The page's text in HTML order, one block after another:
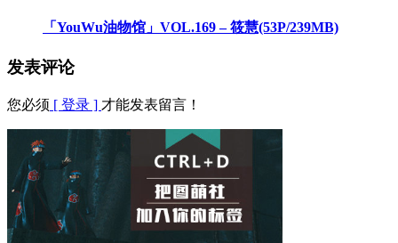
「YouWu油物馆」VOL.169 – 筱慧(53P/239MB)
发表评论
您必须 [ 登录 ] 才能发表留言！